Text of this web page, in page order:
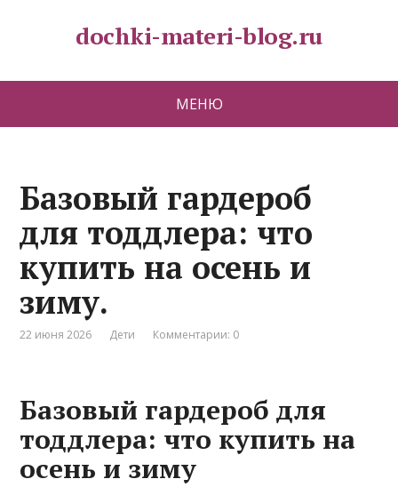
dochki-materi-blog.ru
МЕНЮ
Базовый гардероб
для тоддлера: что
купить на осень и
зиму.
22 июня 2026 Дети Комментарии: 0
Базовый гардероб для
тоддлера: что купить на
осень и зиму